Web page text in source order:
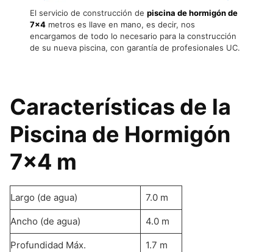
El servicio de construcción depiscina de hormigón de
7×4 metros es llave en mano, es decir, nos
encargamos de todo lo necesario para la construcción
de su nueva piscina, con garantía de profesionales UC.
Características de la
Piscina de Hormigón
7×4 m
Largo (de agua) 7.0 m
Ancho (de agua) 4.0 m
Profundidad Máx. 1.7 m